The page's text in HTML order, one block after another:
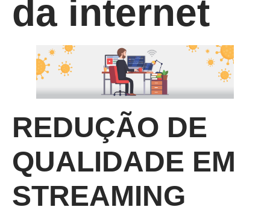
da internet
REDUÇÃO DE
QUALIDADE EM
STREAMING